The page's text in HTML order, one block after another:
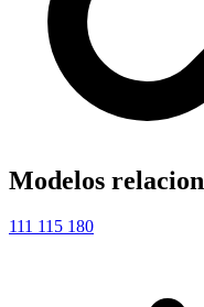
Modelos
111 115 180